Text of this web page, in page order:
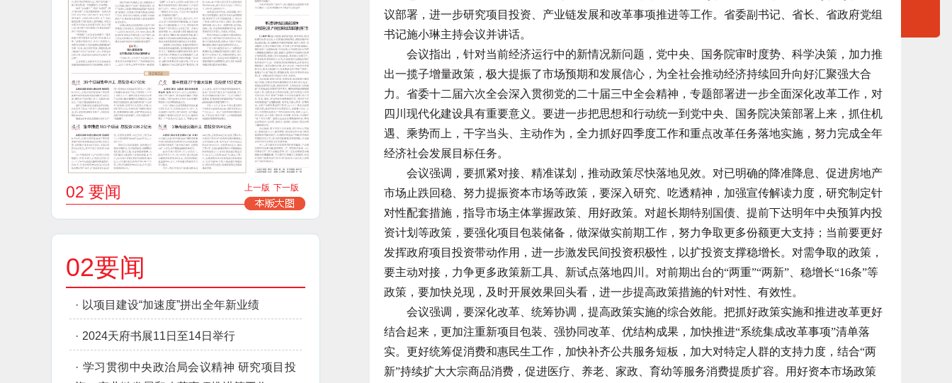
02 要闻 上一版 下一版
02要闻
· 以项目建设“加速度”拼出全年新业绩
· 2024天府书展11日至14日举行
· 学习贯彻中央政治局会议精神 研究项目投
议部署，进一步研究项目投资、产业链发展和改革事项推进等工作。省委副书记、省长、省政府党组
书记施小琳主持会议并讲话。
会议指出，针对当前经济运行中的新情况新问题，党中央、国务院审时度势、科学决策，加力推
出一揽子增量政策，极大提振了市场预期和发展信心，为全社会推动经济持续回升向好汇聚强大合
力。省委十二届六次全会深入贯彻党的二十届三中全会精神，专题部署进一步全面深化改革工作，对
四川现代化建设具有重要意义。要进一步把思想和行动统一到党中央、国务院决策部署上来，抓住机
遇、乘势而上，干字当头、主动作为，全力抓好四季度工作和重点改革任务落地实施，努力完成全年
经济社会发展目标任务。
会议强调，要抓紧对接、精准谋划，推动政策尽快落地见效。对已明确的降准降息、促进房地产
市场止跌回稳、努力提振资本市场等政策，要深入研究、吃透精神，加强宣传解读力度，研究制定针
对性配套措施，指导市场主体掌握政策、用好政策。对超长期特别国债、提前下达明年中央预算内投
资计划等政策，要强化项目包装储备，做深做实前期工作，努力争取更多份额更大支持；当前要更好
发挥政府项目投资带动作用，进一步激发民间投资积极性，以扩投资支撑稳增长。对需争取的政策，
要主动对接，力争更多政策新工具、新试点落地四川。对前期出台的“两重”“两新”、稳增长“16条”等
政策，要加快兑现，及时开展效果回头看，进一步提高政策措施的针对性、有效性。
会议强调，要深化改革、统筹协调，提高政策实施的综合效能。把抓好政策实施和推进改革更好
结合起来，更加注重新项目包装、强协同改革、优结构成果，加快推进“系统集成改革事项”清单落
实。更好统筹促消费和惠民生工作，加快补齐公共服务短板，加大对特定人群的支持力度，结合“两
新”持续扩大大宗商品消费，促进医疗、养老、家政、育幼等服务消费提质扩容。用好资本市场政策